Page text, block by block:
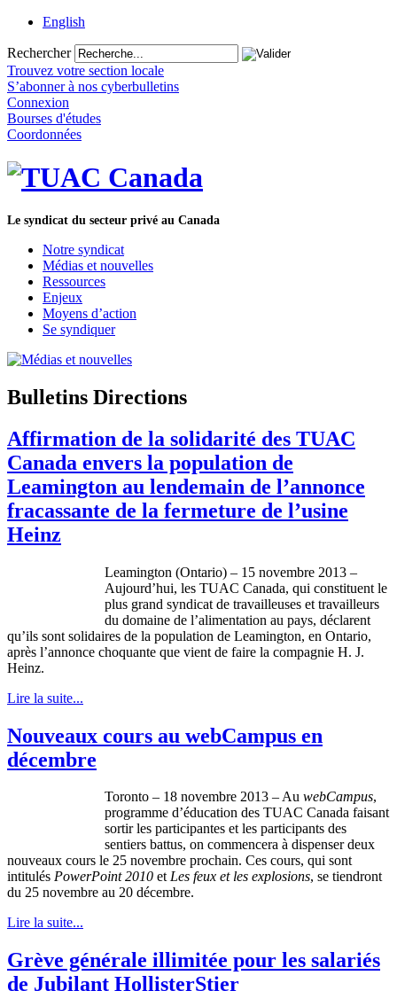
English
Rechercher
Trouvez votre section locale
S’abonner à nos cyberbulletins
Connexion
Bourses d'études
Coordonnées
Le syndicat du secteur privé au Canada
Notre syndicat
Médias et nouvelles
Ressources
Enjeux
Moyens d’action
Se syndiquer
Bulletins Directions
Affirmation de la solidarité des TUAC
Canada envers la population de
Leamington au lendemain de l’annonce
fracassante de la fermeture de l’usine
Heinz
Leamington (Ontario) – 15 novembre 2013 –
Aujourd’hui, les TUAC Canada, qui constituent le
plus grand syndicat de travailleuses et travailleurs
du domaine de l’alimentation au pays, déclarent
qu’ils sont solidaires de la population de Leamington, en Ontario,
après l’annonce choquante que vient de faire la compagnie H. J.
Heinz.
Lire la suite...
Nouveaux cours au webCampus en
décembre
Toronto – 18 novembre 2013 – Au webCampus,
programme d’éducation des TUAC Canada faisant
sortirles participantes et les participants des
sentiers battus, on commencera à dispenserdeux
nouveaux cours le 25 novembre prochain. Ces cours, qui sont
intitulés PowerPoint 2010 etLes feux et les explosions, se tiendront
du 25 novembre au 20 décembre.
Lire la suite...
Grève générale illimitée pour les salariés
de Jubilant HollisterStier